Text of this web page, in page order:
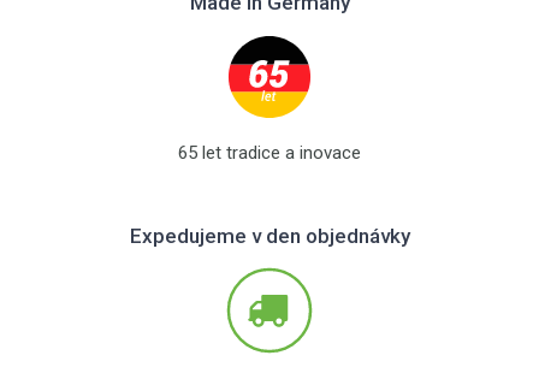
65 let tradice a inovace
Expedujeme v den objednávky